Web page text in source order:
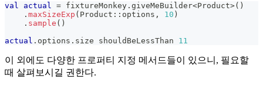
val actual = fixtureMonkey . giveMeBuilder<Product>( )
. maxSizeExp ( Product :: options , 10 )
. sample ( )
actual . options . size shouldBeLessThan 11
이 외에도 다양한 프로퍼티 지정 메서드들이 있으니, 필요할
때 살펴보시길 권한다.